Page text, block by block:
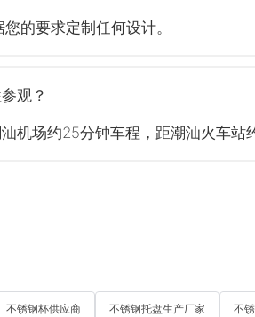
的要求定制任何设计。
观？
机场约25分钟车程，距潮汕火车站
不锈钢杯供应商 不锈钢托盘生产厂家 不